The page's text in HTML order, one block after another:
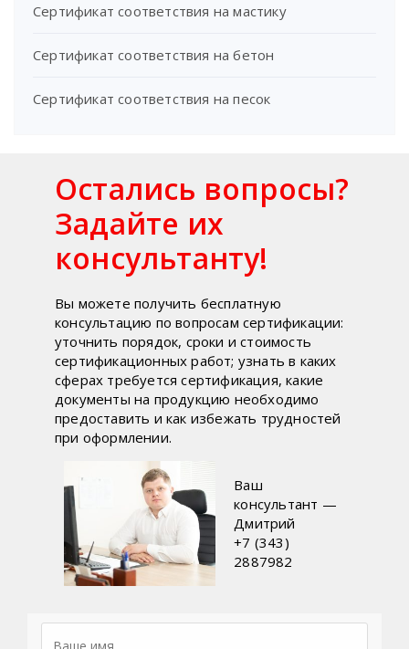
Сертификат соответствия на мастику
Сертификат соответствия на бетон
Сертификат соответствия на песок
Остались вопросы?
Задайте их
консультанту!
Вы можете получить бесплатную
консультацию по вопросам сертификации:
уточнить порядок, сроки и стоимость
сертификационных работ; узнать в каких
сферах требуется сертификация, какие
документы на продукцию необходимо
предоставить и как избежать трудностей
при оформлении.
Ваш
консультант —
Дмитрий
+7 (343)
2887982